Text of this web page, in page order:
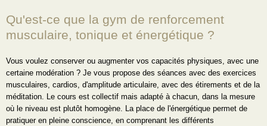
Qu'est-ce que la gym de renforcement
musculaire, tonique et énergétique ?
Vous voulez conserver ou augmenter vos capacités physiques, avec une
certaine modération ? Je vous propose des séances avec des exercices
musculaires, cardios, d'amplitude articulaire, avec des étirements et de la
méditation. Le cours est collectif mais adapté à chacun, dans la mesure
où le niveau est plutôt homogène. La place de l'énergétique permet de
pratiquer en pleine conscience, en comprenant les différents